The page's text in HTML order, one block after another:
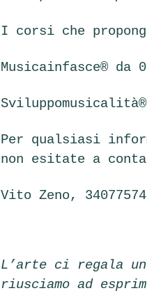
I corsi che
Musicainfasce®
Per qualsiasi
non esitate a
Vito Zeno,
L’arte ci regala
riusciamo ad